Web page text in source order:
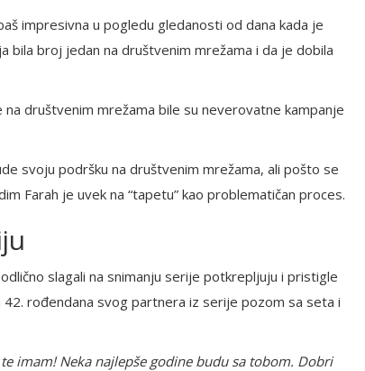
impresivna u pogledu gledanosti od dana kada je
broj jedan na društvenim mrežama i da je dobila
društvenim mrežama bile su neverovatne kampanje
svoju podršku na društvenim mrežama, ali pošto se
Farah je uvek na “tapetu” kao problematičan proces.
odlično slagali na snimanju serije potkrepljuju i pristigle
rođendana svog partnera iz serije pozom sa seta i
imam! Neka najlepše godine budu sa tobom. Dobri